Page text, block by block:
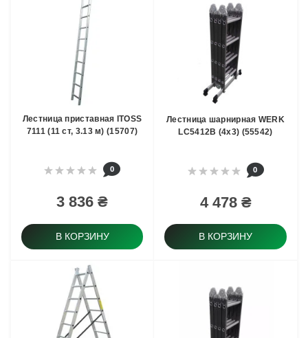
Лестница приставная ITOSS
7111 (11 ст, 3.13 м) (15707)
0
3 836 ₴
В КОРЗИНУ
Лестница шарнирная WERK
LC5412B (4x3) (55542)
0
4 478 ₴
В КОРЗИНУ